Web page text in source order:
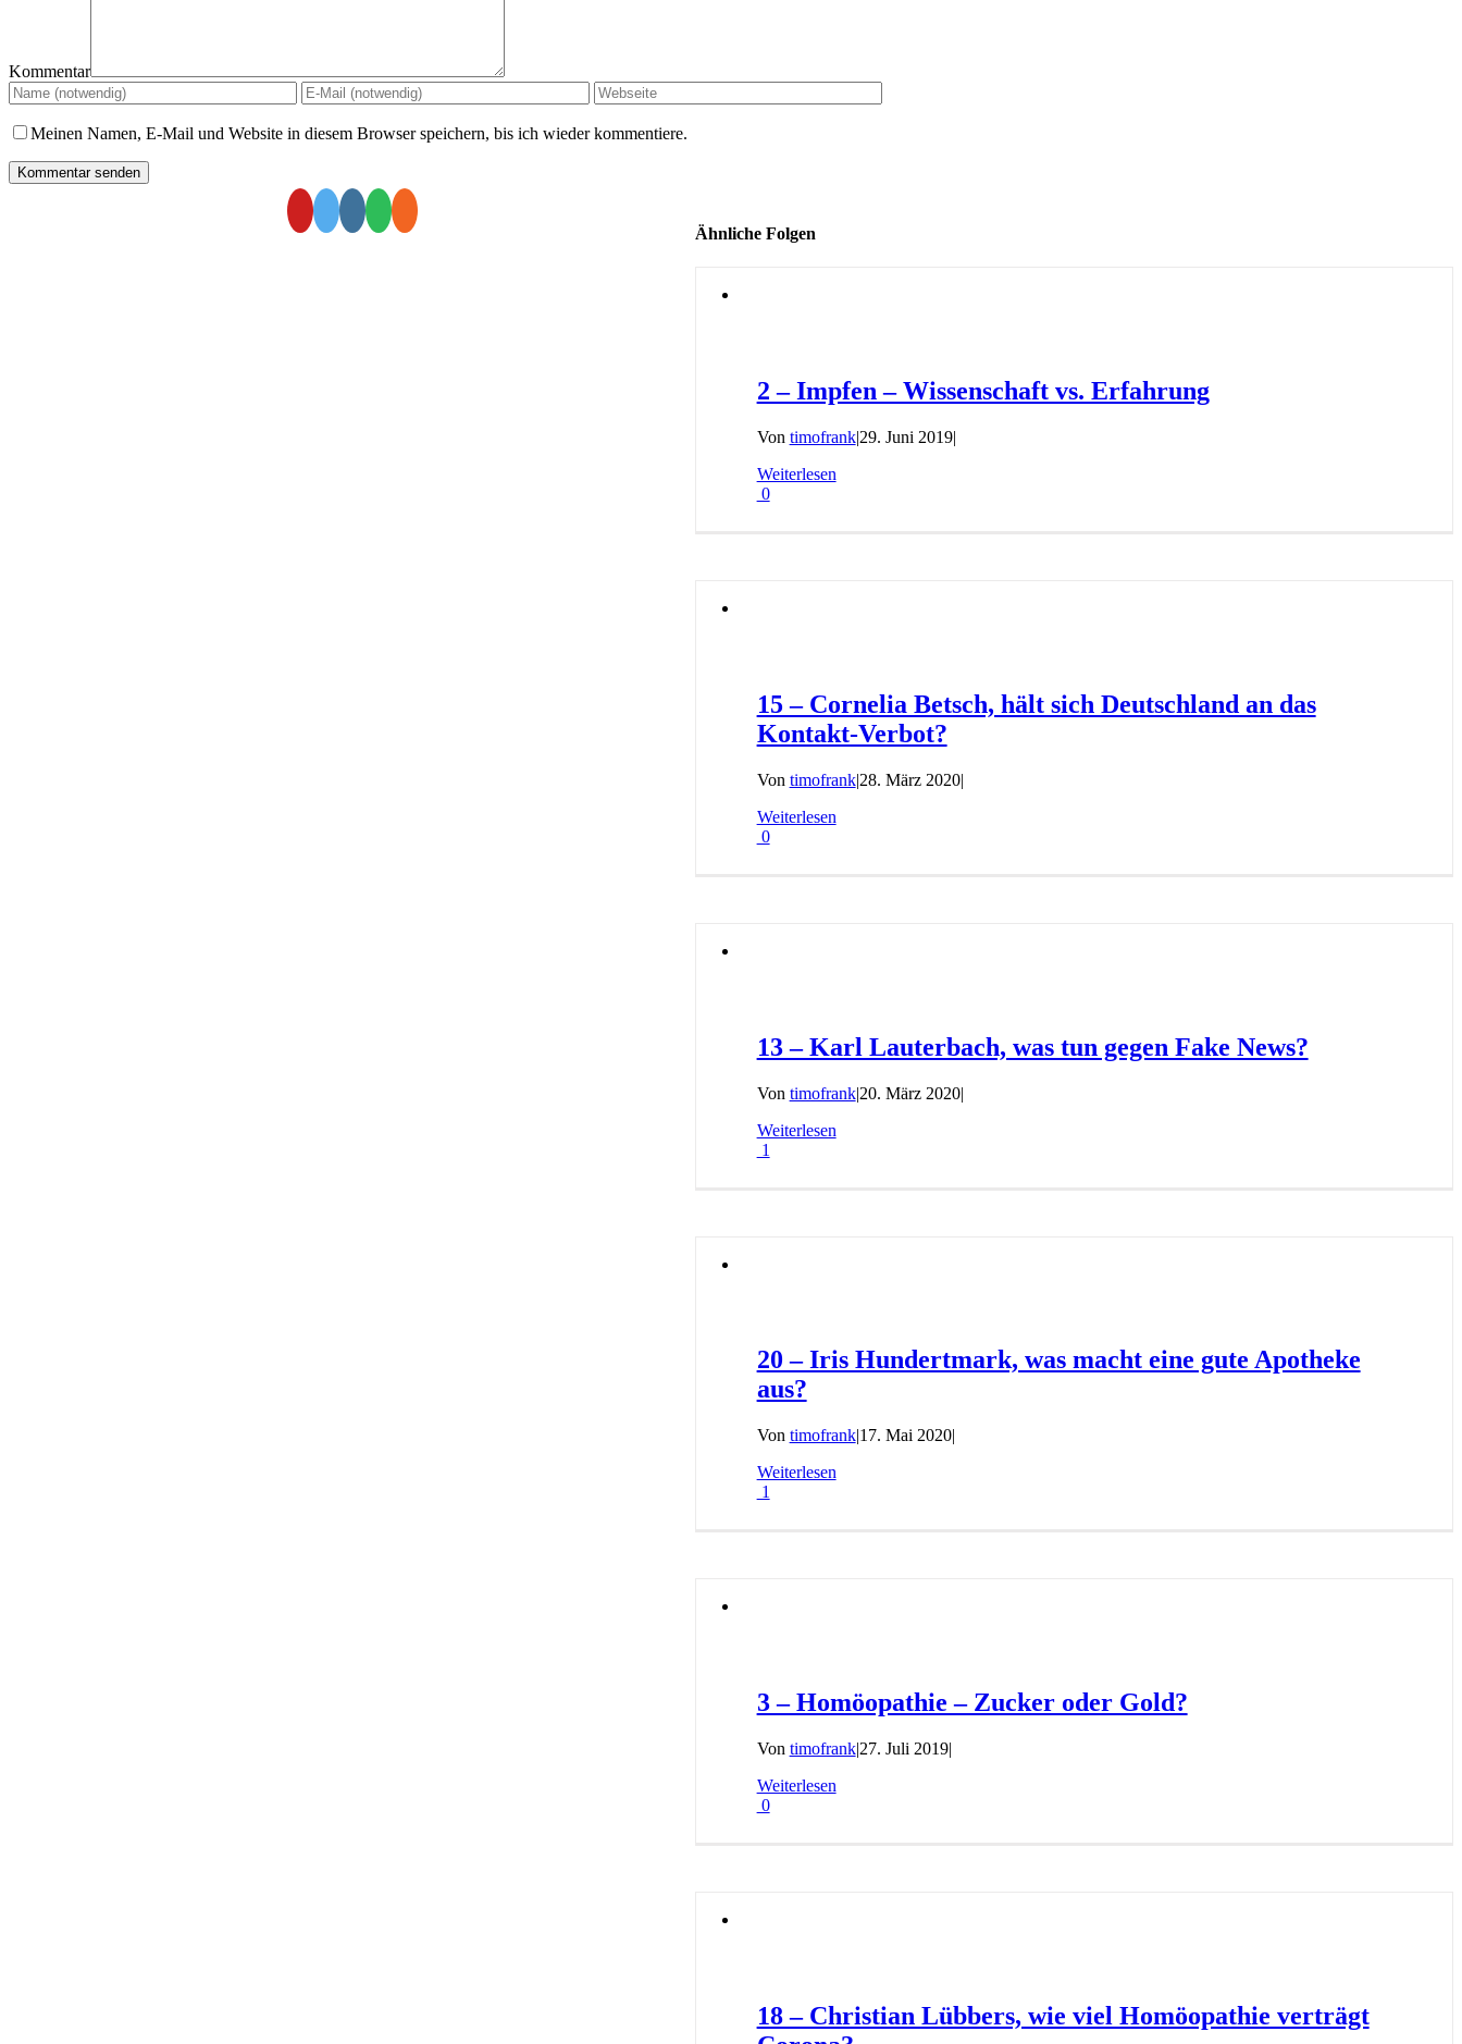
Kommentar
Meinen Namen, E-Mail und Website in diesem Browser speichern, bis ich wieder kommentiere.
Ähnliche Folgen
2 – Impfen – Wissenschaft vs. Erfahrung
Von timofrank|29. Juni 2019|
Weiterlesen
0
15 – Cornelia Betsch, hält sich Deutschland an das
Kontakt-Verbot?
Von timofrank|28. März 2020|
Weiterlesen
0
13 – Karl Lauterbach, was tun gegen Fake News?
Von timofrank|20. März 2020|
Weiterlesen
1
20 – Iris Hundertmark, was macht eine gute Apotheke
aus?
Von timofrank|17. Mai 2020|
Weiterlesen
1
3 – Homöopathie – Zucker oder Gold?
Von timofrank|27. Juli 2019|
Weiterlesen
0
18 – Christian Lübbers, wie viel Homöopathie verträgt